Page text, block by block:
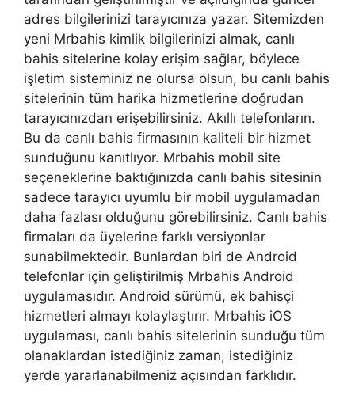
adres bilgilerinizi tarayıcınıza yazar. Sitemizden
yeni Mrbahis kimlik bilgilerinizi almak, canlı
bahis sitelerine kolay erişim sağlar, böylece
işletim sisteminiz ne olursa olsun, bu canlı bahis
sitelerinin tüm harika hizmetlerine doğrudan
tarayıcınızdan erişebilirsiniz. Akıllı telefonların.
Bu da canlı bahis firmasının kaliteli bir hizmet
sunduğunu kanıtlıyor. Mrbahis mobil site
seçeneklerine baktığınızda canlı bahis sitesinin
sadece tarayıcı uyumlu bir mobil uygulamadan
daha fazlası olduğunu görebilirsiniz. Canlı bahis
firmaları da üyelerine farklı versiyonlar
sunabilmektedir. Bunlardan biri de Android
telefonlar için geliştirilmiş Mrbahis Android
uygulamasıdır. Android sürümü, ek bahisçi
hizmetleri almayı kolaylaştırır. Mrbahis iOS
uygulaması, canlı bahis sitelerinin sunduğu tüm
olanaklardan istediğiniz zaman, istediğiniz
yerde yararlanabilmeniz açısından farklıdır.